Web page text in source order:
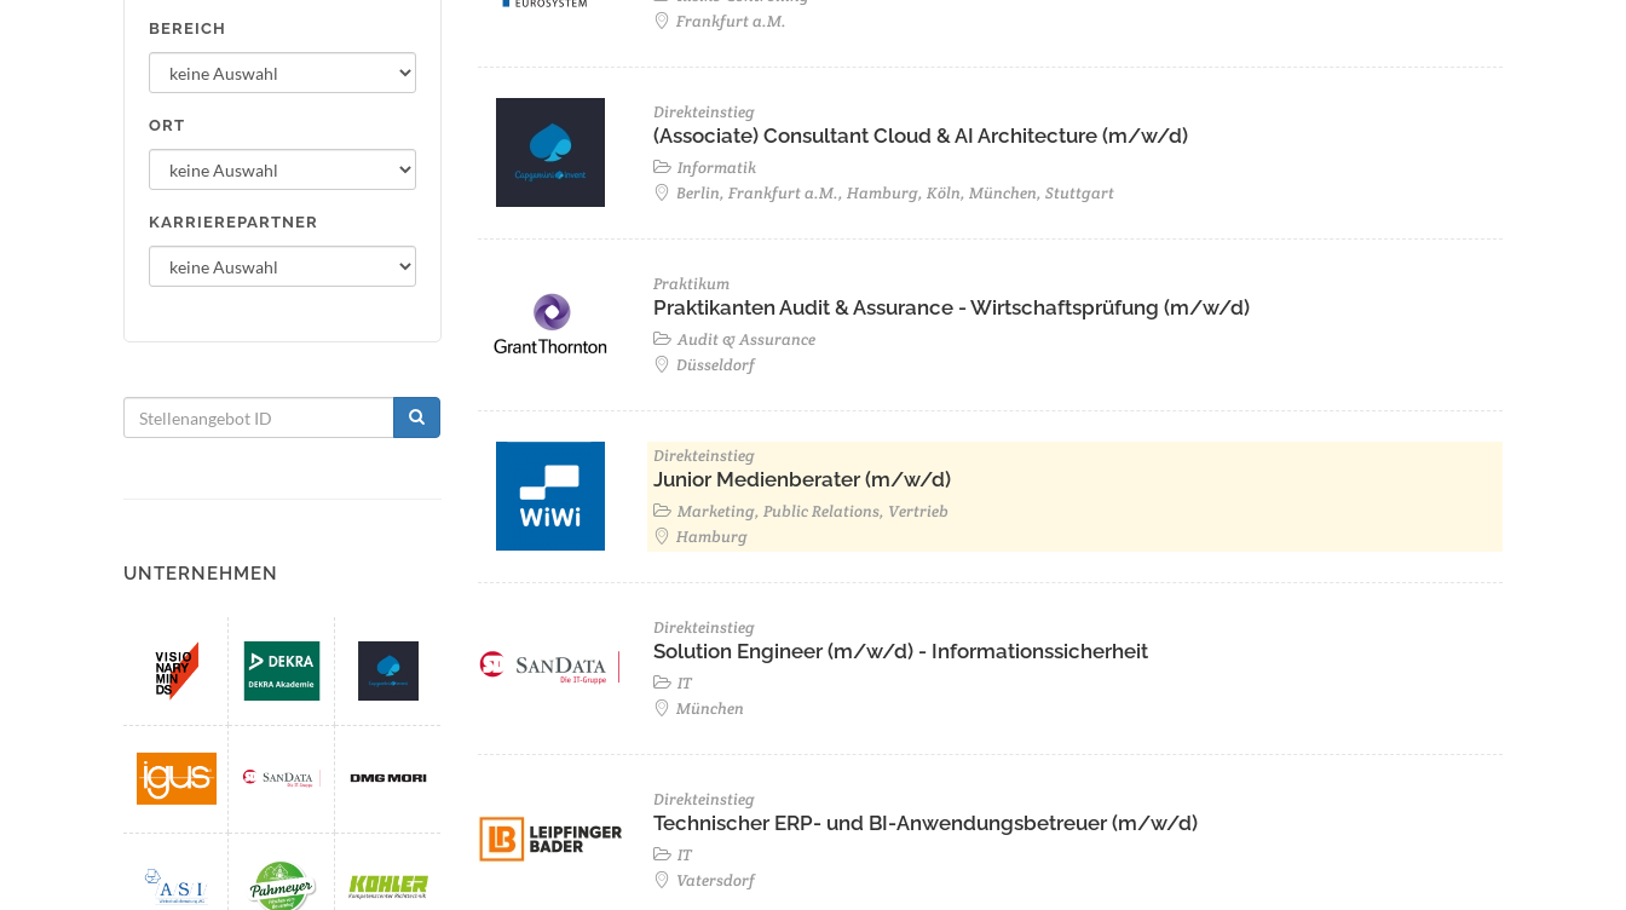
BEREICH
ORT
KARRIEREPARTNER
UNTERNEHMEN
Frankfurt a.M.
Direkteinstieg
(Associate) Consultant Cloud & AI Architecture (m/w/d)​ ​
Informatik
Berlin, Frankfurt a.M., Hamburg, Köln, München, Stuttgart
Praktikum
Praktikanten Audit & Assurance - Wirtschaftsprüfung (m/w/d)
Audit & Assurance
Düsseldorf
Direkteinstieg
Junior Medienberater (m/w/d)
Marketing, Public Relations, Vertrieb
Hamburg
Direkteinstieg
Solution Engineer (m/w/d) - Informationssicherheit
IT
München
Direkteinstieg
Technischer ERP- und BI-Anwendungsbetreuer (m/w/d)
IT
Vatersdorf